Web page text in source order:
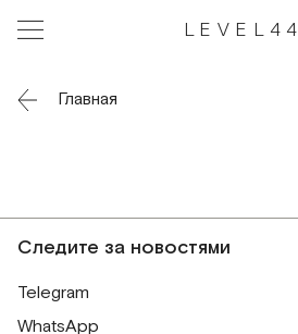
LEVEL44
Главная
Следите за новостями
Telegram
WhatsApp